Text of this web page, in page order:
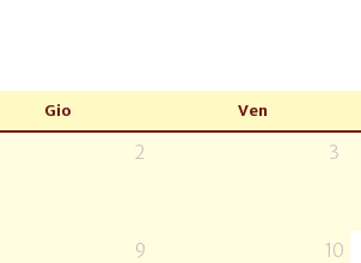
Gio Ven
2 3
9 10